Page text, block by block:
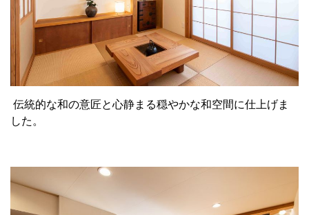
伝統的な和の意匠と心静まる穏やかな和空間に仕上げま
した。